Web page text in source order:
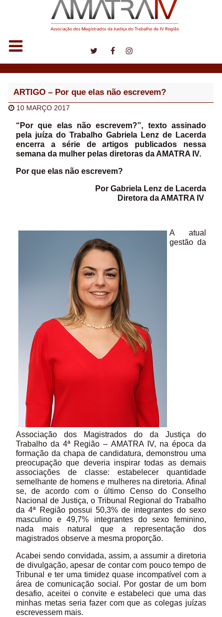
ARTIGO – Por que elas não escrevem?
10 MARÇO 2017
“Por que elas não escrevem?”, texto assinado
pela juíza do Trabalho Gabriela Lenz de Lacerda
encerra a série de artigos publicados nessa
semana da mulher pelas diretoras da AMATRA IV.
Por que elas não escrevem?
Por Gabriela Lenz de Lacerda
Diretora da AMATRA IV
A atual
gestão da
Associação dos Magistrados do da Justiça do
Trabalho da 4ª Região – AMATRA IV, na época da
formação da chapa de candidatura, demonstrou uma
preocupação que deveria inspirar todas as demais
associações de classe: estabelecer quantidade
semelhante de homens e mulheres na diretoria. Afinal
se, de acordo com o último Censo do Conselho
Nacional de Justiça, o Tribunal Regional do Trabalho
da 4ª Região possui 50,3% de integrantes do sexo
masculino e 49,7% integrantes do sexo feminino,
nada mais natural que a representação dos
magistrados observe a mesma proporção.
Acabei sendo convidada, assim, a assumir a diretoria
de divulgação, apesar de contar com pouco tempo de
Tribunal e ter uma timidez quase incompatível com a
área de comunicação social. Por gostar de um bom
desafio, aceitei o convite e estabeleci que uma das
minhas metas seria fazer com que as colegas juízas
escrevessem mais.